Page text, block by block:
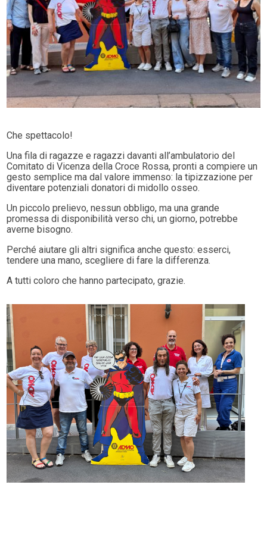
Che spettacolo!
Una fila di ragazze e ragazzi davanti all’ambulatorio del
Comitato di Vicenza della Croce Rossa, pronti a compiere un
gesto semplice ma dal valore immenso: la tipizzazione per
diventare potenziali donatori di midollo osseo.
Un piccolo prelievo, nessun obbligo, ma una grande
promessa di disponibilità verso chi, un giorno, potrebbe
averne bisogno.
Perché aiutare gli altri significa anche questo: esserci,
tendere una mano, scegliere di fare la differenza.
A tutti coloro che hanno partecipato, grazie.